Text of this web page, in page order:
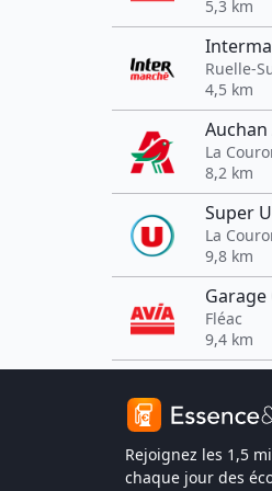
5,3 km
Ruelle-
4,5 km
La
8,2 km
Super
La
9,8 km
Garage
Fléac
9,4 km
Rejoignez les 1,5
chaque jour des